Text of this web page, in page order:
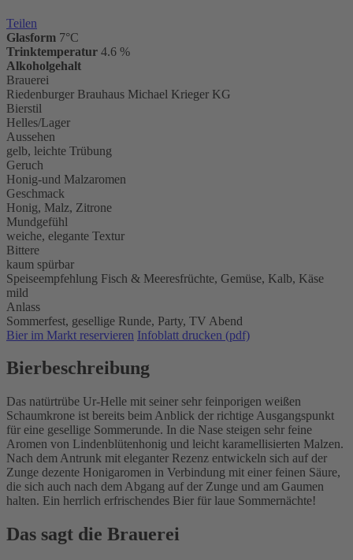
Teilen
Glasform 7°C
Trinktemperatur 4.6 %
Alkoholgehalt
Brauerei
Riedenburger Brauhaus Michael Krieger KG
Bierstil
Helles/Lager
Aussehen
gelb, leichte Trübung
Geruch
Honig-und Malzaromen
Geschmack
Honig, Malz, Zitrone
Mundgefühl
weiche, elegante Textur
Bittere
kaum spürbar
Speiseempfehlung Fisch & Meeresfrüchte, Gemüse, Kalb, Käse
mild
Anlass
Sommerfest, gesellige Runde, Party, TV Abend
Bier im Markt reservieren Infoblatt drucken (pdf)
Bierbeschreibung
Das natürtrübe Ur-Helle mit seiner sehr feinporigen weißen
Schaumkrone ist bereits beim Anblick der richtige Ausgangspunkt
für eine gesellige Sommerunde. In die Nase steigen sehr feine
Aromen von Lindenblütenhonig und leicht karamellisierten Malzen.
Nach dem Antrunk mit eleganter Rezenz entwickeln sich auf der
Zunge dezente Honigaromen in Verbindung mit einer feinen Säure,
die sich auch nach dem Abgang auf der Zunge und am Gaumen
halten. Ein herrlich erfrischendes Bier für laue Sommernächte!
Das sagt die Brauerei